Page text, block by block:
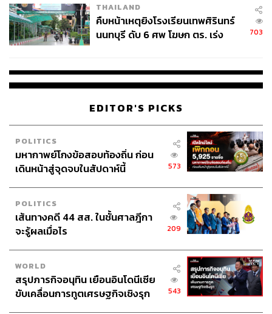
THAILAND
คืบหน้าเหตุยิงโรงเรียนเทพศิรินทร์
นนทบุรี ดับ 6 ศพ โฆษก ตร. เร่ง
703
EDITOR'S PICKS
POLITICS
มหากาพย์โกงข้อสอบท้องถิ่น ก่อน
เดินหน้าสู่จุดจบในสัปดาห์นี้
573
POLITICS
เส้นทางคดี 44 สส. ในชั้นศาลฎีกา
จะรู้ผลเมื่อไร
209
WORLD
สรุปภารกิจอนุทิน เยือนอินโดนีเซีย
ขับเคลื่อนการทูตเศรษฐกิจเชิงรุก
543